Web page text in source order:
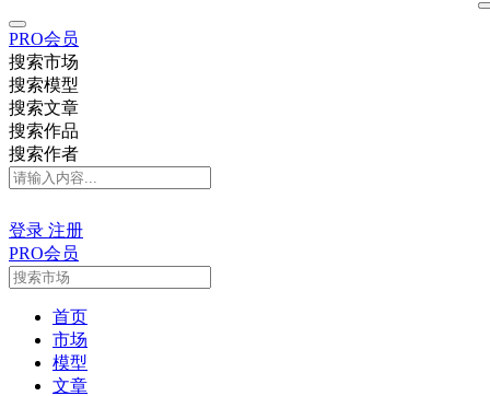
PRO会员
搜索市场
搜索模型
搜索文章
搜索作品
搜索作者
登录 注册
PRO会员
首页
市场
模型
文章